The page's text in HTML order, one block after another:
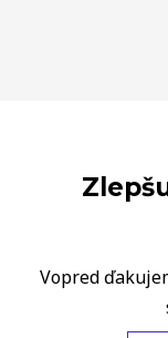
Vopred